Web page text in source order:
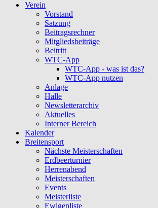
Verein
Vorstand
Satzung
Beitragsrechner
Mitgliedsbeiträge
Beitritt
WTC-App
WTC-App - was ist das?
WTC-App nutzen
Anlage
Halle
Newsletterarchiv
Aktuelles
Interner Bereich
Kalender
Breitensport
Nächste Meisterschaften
Erdbeerturnier
Herrenabend
Meisterschaften
Events
Meisterliste
Ewigenliste